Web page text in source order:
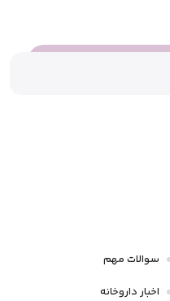
سوالات مهم
اخبار داروخانه